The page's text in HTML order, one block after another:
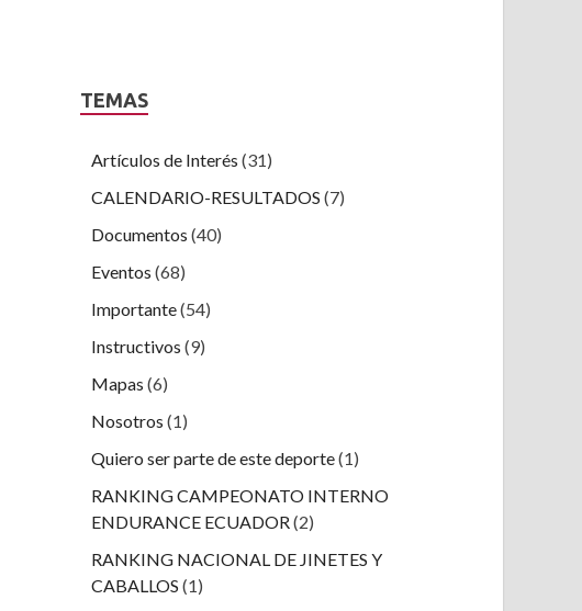
TEMAS
Artículos de Interés (31)
CALENDARIO-RESULTADOS (7)
Documentos (40)
Eventos (68)
Importante(54)
Instructivos (9)
Mapas (6)
Nosotros (1)
Quiero ser parte de este deporte(1)
RANKING CAMPEONATO INTERNO
ENDURANCE ECUADOR(2)
RANKING NACIONAL DE JINETES Y
CABALLOS (1)